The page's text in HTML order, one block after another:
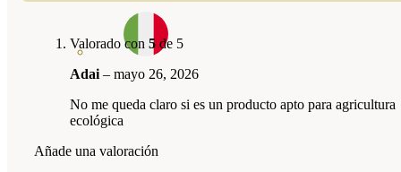
Valorado con 5 de 5
Adai – mayo 26, 2026
No me queda claro si es un producto apto para agricultura
ecológica
Añade una valoración